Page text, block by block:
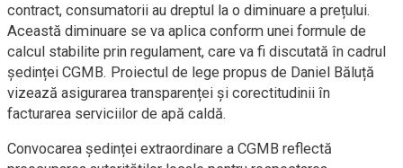
contract, consumatorii au dreptul la o diminuare a prețului.
Această diminuare se va aplica conform unei formule de
calcul stabilite prin regulament, care va fi discutată în cadrul
ședinței CGMB. Proiectul de lege propus de Daniel Băluță
vizează asigurarea transparenței și corectitudinii în
facturarea serviciilor de apă caldă.
Convocarea ședinței extraordinare a CGMB reflectă